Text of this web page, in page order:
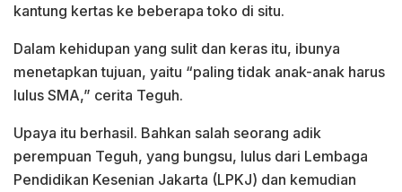
kantung kertas ke beberapa toko di situ.
Dalam kehidupan yang sulit dan keras itu, ibunya
menetapkan tujuan, yaitu “paling tidak anak-anak harus
lulus SMA,” cerita Teguh.
Upaya itu berhasil. Bahkan salah seorang adik
perempuan Teguh, yang bungsu, lulus dari Lembaga
Pendidikan Kesenian Jakarta (LPKJ) dan kemudian